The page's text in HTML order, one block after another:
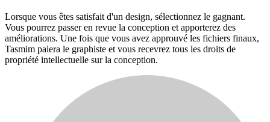
Lorsque vous êtes satisfait d'un design, sélectionnez le gagnant.
Vous pourrez passer en revue la conception et apporterez des
améliorations. Une fois que vous avez approuvé les fichiers finaux,
Tasmim paiera le graphiste et vous recevrez tous les droits de
propriété intellectuelle sur la conception.